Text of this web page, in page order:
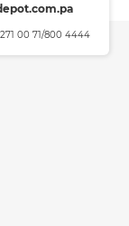
271 00 71/800 4444